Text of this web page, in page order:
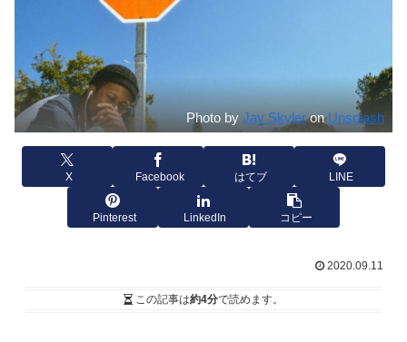
Photo by Jay SkyleronUnsplash
X Facebook はてブ LINE
Pinterest LinkedIn コピー
2020.09.11
この記事は約4分で読めます。